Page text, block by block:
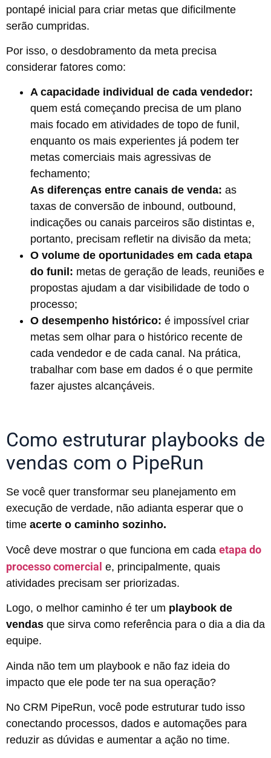
pontapé inicial para criar metas que dificilmente
serão cumpridas.
Por isso, o desdobramento da meta precisa
considerar fatores como:
A capacidade individual de cada vendedor:
quem está começando precisa de um plano
mais focado em atividades de topo de funil,
enquanto os mais experientes já podem ter
metas comerciais mais agressivas de
fechamento;
As diferenças entre canais de venda: as
taxas de conversão de inbound, outbound,
indicações ou canais parceiros são distintas e,
portanto, precisam refletir na divisão da meta;
O volume de oportunidades em cada etapa
do funil: metas de geração de leads, reuniões e
propostas ajudam a dar visibilidade de todo o
processo;
O desempenho histórico: é impossível criar
metas sem olhar para o histórico recente de
cada vendedor e de cada canal. Na prática,
trabalhar com base em dados é o que permite
fazer ajustes alcançáveis.
Como estruturar playbooks de
vendas com o PipeRun
Se você quer transformar seu planejamento em
execução de verdade, não adianta esperar que o
time acerte o caminho sozinho.
Você deve mostrar o que funciona em cada etapa do
processo comercial e, principalmente, quais
atividades precisam ser priorizadas.
Logo, o melhor caminho é ter um playbook de
vendas que sirva como referência para o dia a dia da
equipe.
Ainda não tem um playbook e não faz ideia do
impacto que ele pode ter na sua operação?
No CRM PipeRun, você pode estruturar tudo isso
conectando processos, dados e automações para
reduzir as dúvidas e aumentar a ação no time.